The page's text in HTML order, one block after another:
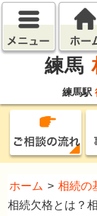
練馬
練馬駅
ホーム > 相続の
相続欠格とは？